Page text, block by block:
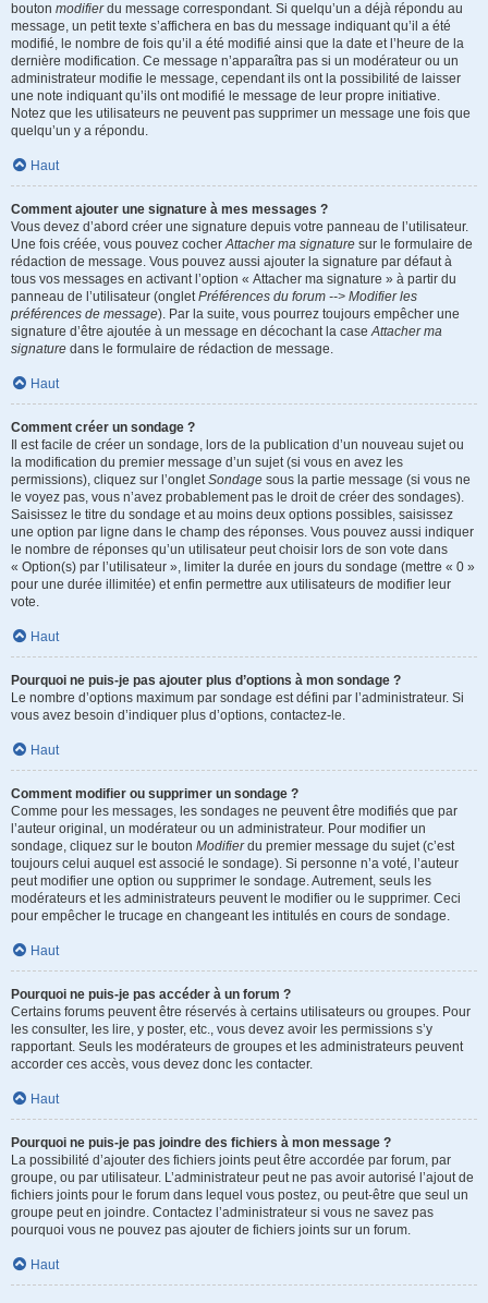
bouton modifierdu message correspondant. Si quelqu’un a déjà répondu au
message, un petit texte s’affichera en bas du message indiquant qu’il a été
modifié, le nombre de fois qu’il a été modifié ainsi que la date et l’heure de la
dernière modification. Ce message n’apparaîtra pas si un modérateur ou un
administrateur modifie le message, cependant ils ont la possibilité de laisser
une note indiquant qu’ils ont modifié le message de leur propre initiative.
Notez que les utilisateurs ne peuvent pas supprimer un message une fois que
quelqu’un y a répondu.
Haut
Comment ajouter une signature à mes messages ?
Vous devez d’abord créer une signature depuis votre panneau de l’utilisateur.
Une fois créée, vous pouvez cocherAttacher ma signature sur le formulaire de
rédaction de message. Vous pouvez aussi ajouter la signature par défaut à
tous vos messages en activant l’option « Attacher ma signature » à partir du
panneau de l’utilisateur (ongletPréférences du forum --> Modifier les
préférences de message). Par la suite, vous pourrez toujours empêcher une
signature d’être ajoutée à un message en décochant la caseAttacher ma
signature dans le formulaire de rédaction de message.
Haut
Comment créer un sondage ?
Il est facile de créer un sondage, lors de la publication d’un nouveau sujet ou
la modification du premier message d’un sujet (si vous en avez les
permissions), cliquez sur l’ongletSondage sous la partie message (si vous ne
le voyez pas, vous n’avez probablement pas le droit de créer des sondages).
Saisissez le titre du sondage et au moins deux options possibles, saisissez
une option par ligne dans le champ des réponses. Vous pouvez aussi indiquer
le nombre de réponses qu’un utilisateur peut choisir lors de son vote dans
« Option(s) par l’utilisateur », limiter la durée en jours du sondage (mettre « 0 »
pour une durée illimitée) et enfin permettre aux utilisateurs de modifier leur
vote.
Haut
Pourquoi ne puis-je pas ajouter plus d’options à mon sondage ?
Le nombre d’options maximum par sondage est défini par l’administrateur. Si
vous avez besoin d’indiquer plus d’options, contactez-le.
Haut
Comment modifier ou supprimer un sondage ?
Comme pour les messages, les sondages ne peuvent être modifiés que par
l’auteur original, un modérateur ou un administrateur. Pour modifier un
sondage, cliquez sur le bouton Modifierdu premier message du sujet (c’est
toujours celui auquel est associé le sondage). Si personne n’a voté, l’auteur
peut modifier une option ou supprimer le sondage. Autrement, seuls les
modérateurs et les administrateurs peuvent le modifier ou le supprimer. Ceci
pour empêcher le trucage en changeant les intitulés en cours de sondage.
Haut
Pourquoi ne puis-je pas accéder à un forum ?
Certains forums peuvent être réservés à certains utilisateurs ou groupes. Pour
les consulter, les lire, y poster, etc., vous devez avoir les permissions s’y
rapportant. Seuls les modérateurs de groupes et les administrateurs peuvent
accorder ces accès, vous devez donc les contacter.
Haut
Pourquoi ne puis-je pas joindre des fichiers à mon message ?
La possibilité d’ajouter des fichiers joints peut être accordée par forum, par
groupe, ou par utilisateur. L’administrateur peut ne pas avoir autorisé l’ajout de
fichiers joints pour le forum dans lequel vous postez, ou peut-être que seul un
groupe peut en joindre. Contactez l’administrateur si vous ne savez pas
pourquoi vous ne pouvez pas ajouter de fichiers joints sur un forum.
Haut